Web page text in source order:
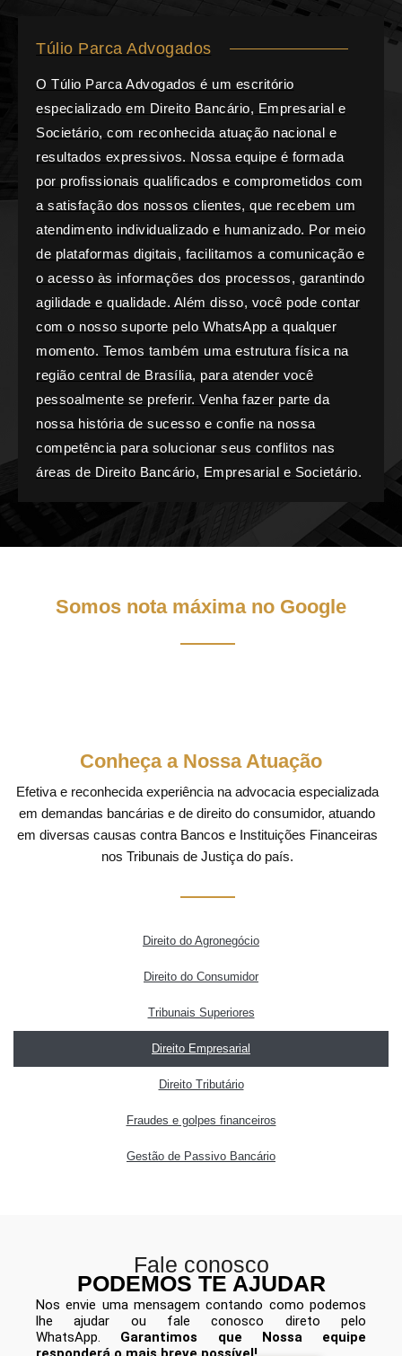
Túlio Parca Advogados
O Túlio Parca Advogados é um escritório
especializado em Direito Bancário, Empresarial e
Societário, com reconhecida atuação nacional e
resultados expressivos. Nossa equipe é formada
por profissionais qualificados e comprometidos com
a satisfação dos nossos clientes, que recebem um
atendimento individualizado e humanizado. Por meio
de plataformas digitais, facilitamos a comunicação e
o acesso às informações dos processos, garantindo
agilidade e qualidade. Além disso, você pode contar
com o nosso suporte pelo WhatsApp a qualquer
momento. Temos também uma estrutura física na
região central de Brasília, para atender você
pessoalmente se preferir. Venha fazer parte da
nossa história de sucesso e confie na nossa
competência para solucionar seus conflitos nas
áreas de Direito Bancário, Empresarial e Societário.
Somos nota máxima no Google
Conheça a Nossa Atuação
Efetiva e reconhecida experiência na advocacia especializada
em demandas bancárias e de direito do consumidor, atuando
em diversas causas contra Bancos e Instituições Financeiras
nos Tribunais de Justiça do país.
Direito do Agronegócio
Direito do Consumidor
Tribunais Superiores
Direito Empresarial
Direito Tributário
Fraudes e golpes financeiros
Gestão de Passivo Bancário
Fale conosco
PODEMOS TE AJUDAR
Nos envie uma mensagem contando como podemos
lhe ajudar ou fale conosco direto pelo
WhatsApp. Garantimos que Nossa equipe